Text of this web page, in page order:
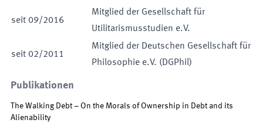
seit 09/2016
Mitglied der Gesellschaft für
Utilitarismusstudien e.V.
seit 02/2011
Mitglied der Deutschen Gesellschaft für
Philosophie e.V. (DGPhil)
Publikationen
The Walking Debt – On the Morals of Ownership in Debt and its
Alienability